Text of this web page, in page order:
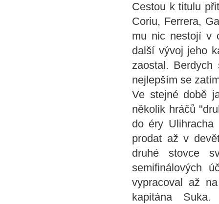
Cestou k titulu
Coriu, Ferrera,
mu nic nestojí v
další vývoj jeho
zaostal.
nejlepším se
Ve stejné době
několik hráčů
do éry Ulihracha
prodat až v
druhé stovce
semifinálových
vypracoval až
kapitána